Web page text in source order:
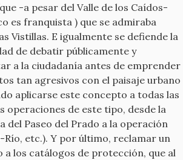
-a pesar del Valle de los Caídos-
es franquista ) que se admiraba
Vistillas. E igualmente se defiende la
de debatir públicamente y
a la ciudadanía antes de emprender
tan agresivos con el paisaje urbano
aplicarse este concepto a todas las
operaciones de este tipo, desde la
del Paseo del Prado a la operación
Río, etc.). Y por último, reclamar un
a los catálogos de protección, que al